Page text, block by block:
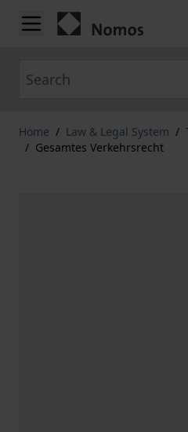
Skip to Content
Home / Law & Legal System /
/ Gesamtes Verkehrsrecht